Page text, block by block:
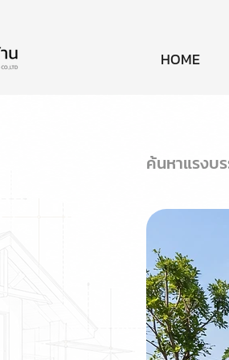
HOME
ค้นหาแรงบ